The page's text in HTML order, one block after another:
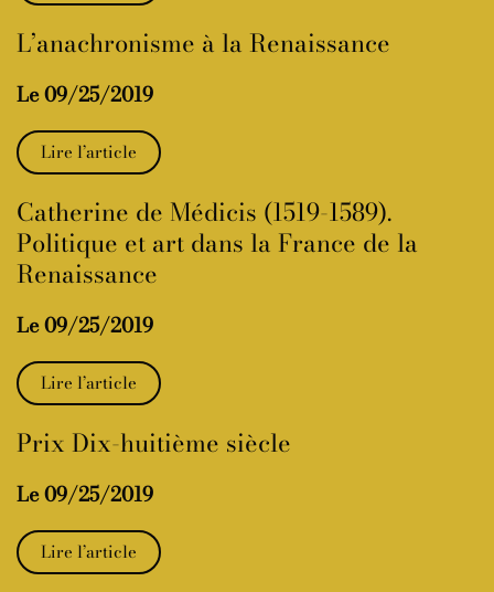
L’anachronisme à la Renaissance
Le 09/25/2019
Lire l’article
Catherine de Médicis (1519-1589).
Politique et art dans la France de la
Renaissance
Le 09/25/2019
Lire l’article
Prix Dix-huitième siècle
Le 09/25/2019
Lire l’article